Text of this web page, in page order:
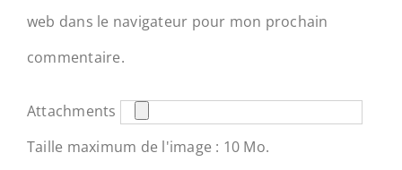
web dans le navigateur pour mon prochain
commentaire.
Attachments
Taille maximum de l'image : 10 Mo.